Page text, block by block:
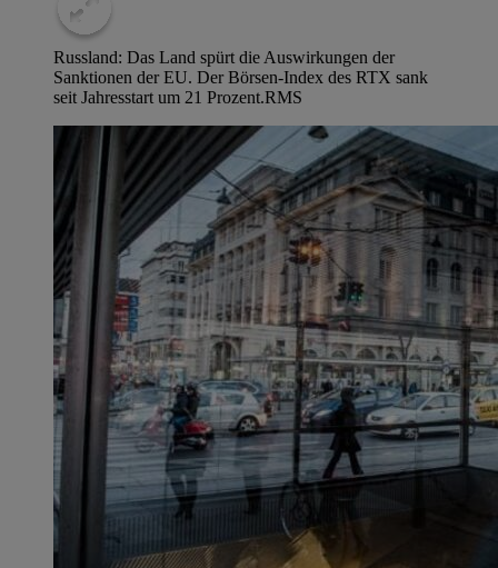
Russland: Das Land spürt die Auswirkungen der
Sanktionen der EU. Der Börsen-Index des RTX sank
seit Jahresstart um 21 Prozent.RMS